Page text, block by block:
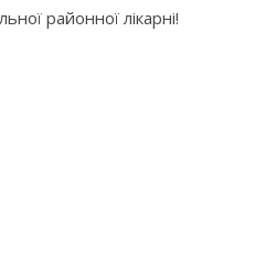
районної лікарні!